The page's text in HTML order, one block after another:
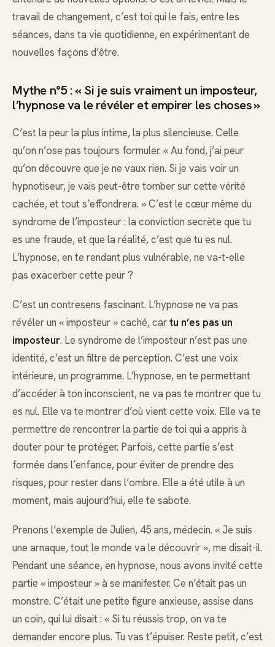
travail de changement, c’est toi qui le fais, entre les
séances, dans ta vie quotidienne, en expérimentant de
nouvelles façons d’être.
Mythe n°5 : « Si je suis vraiment un imposteur,
l’hypnose va le révéler et empirer les choses »
C’est la peur la plus intime, la plus silencieuse. Celle
qu’on n’ose pas toujours formuler. « Au fond, j’ai peur
qu’on découvre que je ne vaux rien. Si je vais voir un
hypnotiseur, je vais peut-être tomber sur cette vérité
cachée, et tout s’effondrera. » C’est le cœur même du
syndrome de l’imposteur : la conviction secrète que tu
es une fraude, et que la réalité, c’est que tu es nul.
L’hypnose, en te rendant plus vulnérable, ne va-t-elle
pas exacerber cette peur ?
C’est un contresens fascinant. L’hypnose ne va pas
révéler un « imposteur » caché, cartu n’es pas un
imposteur. Le syndrome de l’imposteur n’est pas une
identité, c’est un filtre de perception. C’est une voix
intérieure, un programme. L’hypnose, en te permettant
d’accéder à ton inconscient, ne va pas te montrer que tu
es nul. Elle va te montrer d’où vient cette voix. Elle va te
permettre de rencontrer la partie de toi qui a appris à
douter pour te protéger. Parfois, cette partie s’est
formée dans l’enfance, pour éviter de prendre des
risques, pour rester dans l’ombre. Elle a été utile à un
moment, mais aujourd’hui, elle te sabote.
Prenons l’exemple de Julien, 45 ans, médecin. « Je suis
une arnaque, tout le monde va le découvrir », me disait-il.
Pendant une séance, en hypnose, nous avons invité cette
partie « imposteur » à se manifester. Ce n’était pas un
monstre. C’était une petite figure anxieuse, assise dans
un coin, qui lui disait : « Si tu réussis trop, on va te
demander encore plus. Tu vas t’épuiser. Reste petit, c’est